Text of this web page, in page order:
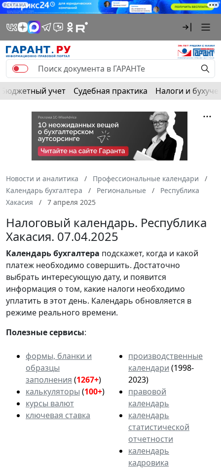
РЕКЛАМА
Бюджетный учет Судебная практика Налоги и
Новости и аналитика
Профессиональные календари
Календарь бухгалтера
Региональные
Республика
Хакасия
7 апреля 2025
Налоговый календарь. Республика
Хакасия. 07.04.2025
Календарьбухгалтера подскажет, когда и какой
платеж необходимо совершить. Достаточно
выбрать интересующую дату, и появится
информация о том, какие налоги необходимо
уплатить в этот день. Календарь обновляется в
режиме реального времени.
Полезные сервисы:
формы, бланки и
образцы
заполнения (1267+)
калькуляторы (100+)
курсы валют
ключевая ставка
производственные
календари (1998-
2023)
правовой
календарь
календарь
статистической
отчетности
календарь
кадровика